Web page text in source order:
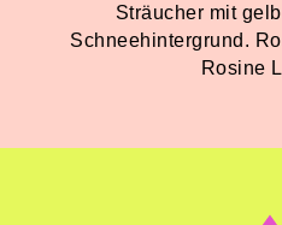
Sträucher mit
Schneehintergrund.
Rosine